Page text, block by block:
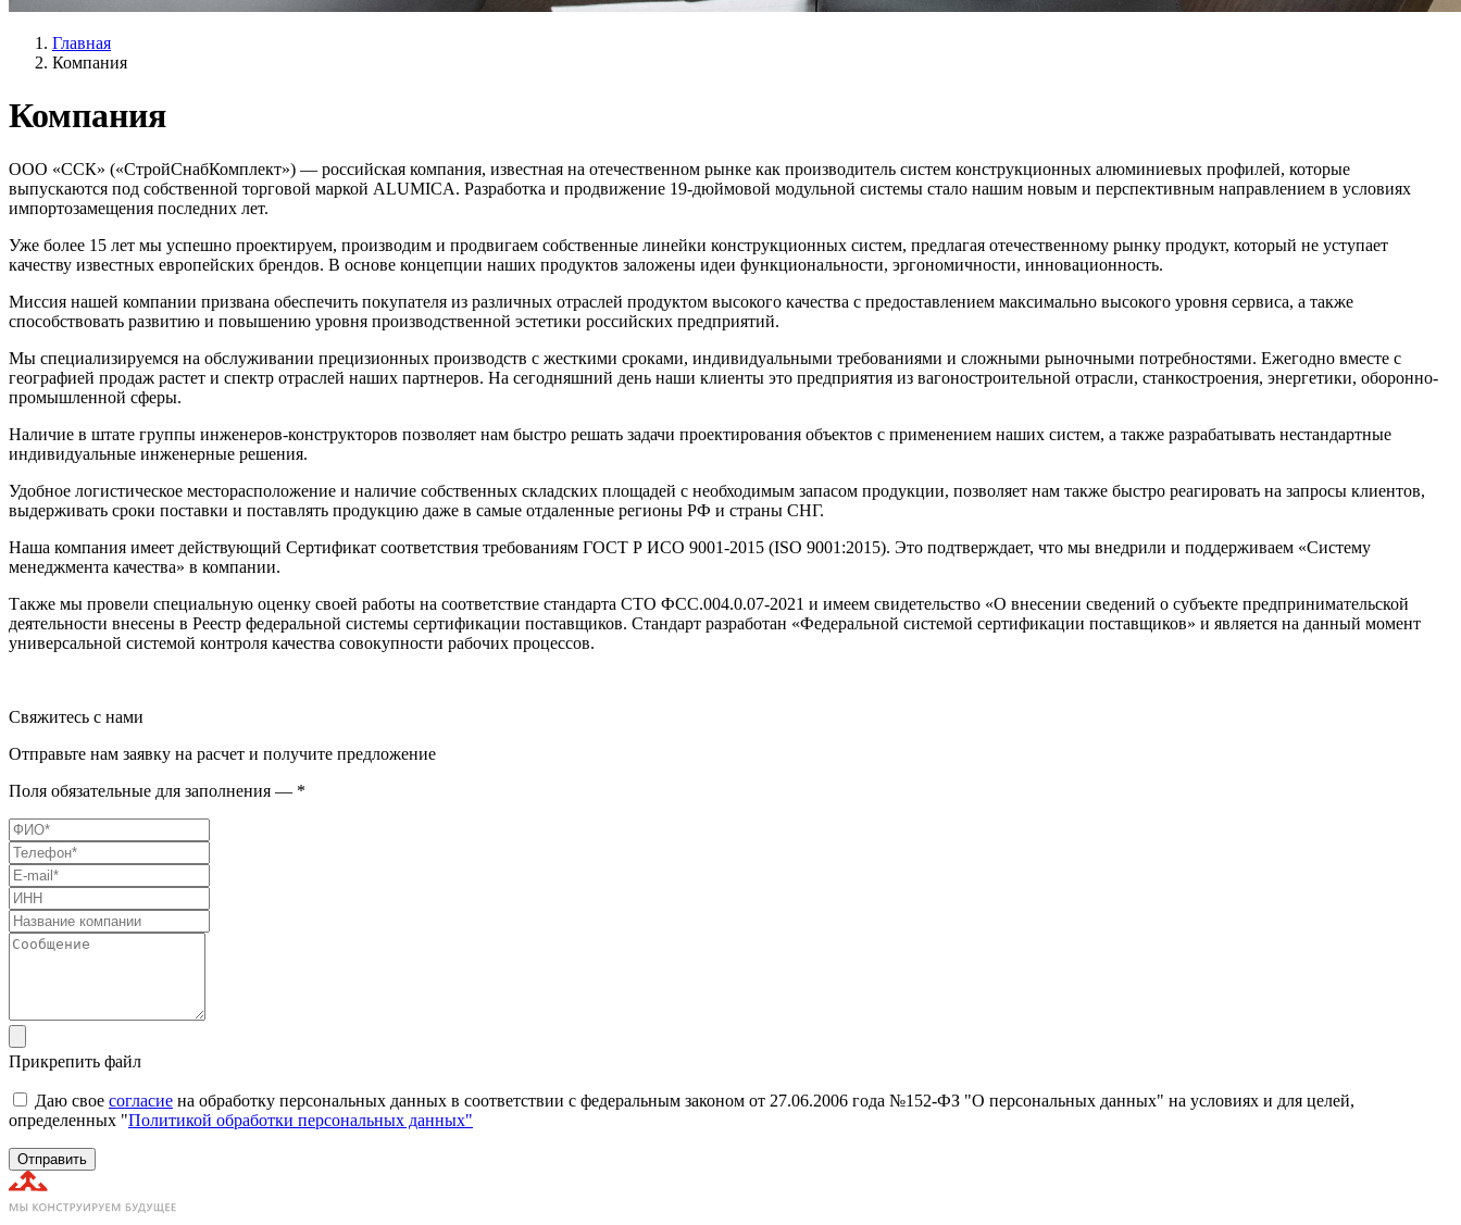
Главная
Компания
Компания
ООО «ССК» («СтройСнабКомплект») — российская компания, известная на отечественном рынке как производитель систем конструкционных алюминиевых профилей, которые
выпускаются под собственной торговой маркой ALUMICA. Разработка и продвижение 19-дюймовой модульной системы стало нашим новым и перспективным направлением в условиях
импортозамещения последних лет.
Уже более 15 лет мы успешно проектируем, производим и продвигаем собственные линейки конструкционных систем, предлагая отечественному рынку продукт, который не уступает
качеству известных европейских брендов. В основе концепции наших продуктов заложены идеи функциональности, эргономичности, инновационность.
Миссия нашей компании призвана обеспечить покупателя из различных отраслей продуктом высокого качества с предоставлением максимально высокого уровня сервиса, а также
способствовать развитию и повышению уровня производственной эстетики российских предприятий.
Мы специализируемся на обслуживании прецизионных производств с жесткими сроками, индивидуальными требованиями и сложными рыночными потребностями. Ежегодно вместе с
географией продаж растет и спектр отраслей наших партнеров. На сегодняшний день наши клиенты это предприятия из вагоностроительной отрасли, станкостроения, энергетики, оборонно-
промышленной сферы.
Наличие в штате группы инженеров-конструкторов позволяет нам быстро решать задачи проектирования объектов с применением наших систем, а также разрабатывать нестандартные
индивидуальные инженерные решения.
Удобное логистическое месторасположение и наличие собственных складских площадей с необходимым запасом продукции, позволяет нам также быстро реагировать на запросы клиентов,
выдерживать сроки поставки и поставлять продукцию даже в самые отдаленные регионы РФ и страны СНГ.
Наша компания имеет действующий Сертификат соответствия требованиям ГОСТ Р ИСО 9001-2015 (ISO 9001:2015). Это подтверждает, что мы внедрили и поддерживаем «Систему
менеджмента качества» в компании.
Также мы провели специальную оценку своей работы на соответствие стандарта СТО ФСС.004.0.07-2021 и имеем свидетельство «О внесении сведений о субъекте предпринимательской
деятельности внесены в Реестр федеральной системы сертификации поставщиков. Стандарт разработан «Федеральной системой сертификации поставщиков» и является на данный момент
универсальной системой контроля качества совокупности рабочих процессов.
Свяжитесь с нами
Отправьте нам заявку на расчет и получите предложение
Поля обязательные для заполнения — *
Прикрепить файл
Даю свое согласие на обработку персональных данных в соответствии с федеральным законом от 27.06.2006 года №152-ФЗ "О персональных данных" на условиях и для целей,
определенных "Политикой обработки персональных данных"
Отправить